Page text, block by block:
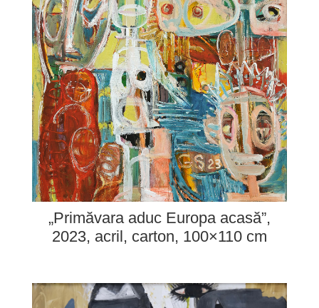
„Primăvara aduc Europa acasă”,
2023, acril, carton, 100×110 cm